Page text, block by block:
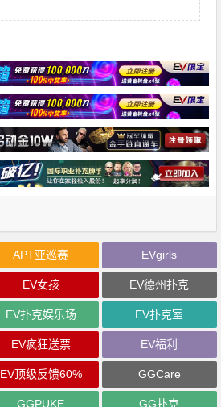
APT亚巡赛 EVgirls
EV女孩 EV德州扑克
EV扑克娱乐场 EV扑克室
EV疯狂送票 EV福利
EV顶级反馈60% GGCare
GGPUKE GG扑克